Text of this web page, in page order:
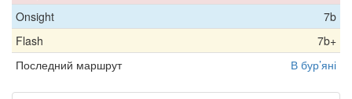
Onsight
7b
Flash
7b+
Последний маршрут
В бур’яні